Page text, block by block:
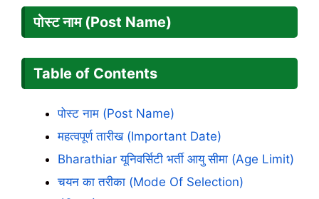
पोस्ट नाम (Post Name)
Table of Contents
पोस्ट नाम (Post Name)
महत्वपूर्ण तारीख (Important Date)
Bharathiar यूनिवर्सिटी भर्ती आयु सीमा (Age Limit)
चयन का तरीका (Mode Of Selection)